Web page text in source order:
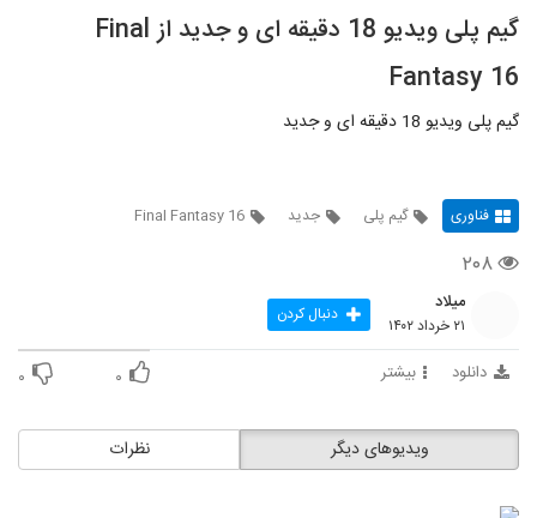
گیم پلی ویدیو 18 دقیقه ای و جدید از Final
Fantasy 16
گیم پلی ویدیو 18 دقیقه ای و جدید
فناوری گیم پلی جدید Final Fantasy 16
۲۰۸
میلاد
۲۱ خرداد ۱۴۰۲ دنبال کردن
دانلود بیشتر ۰ ۰
نظرات ویدیوهای دیگر